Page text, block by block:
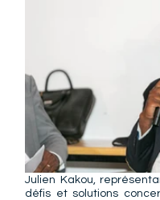
Julien Kakou,
défis et solutions